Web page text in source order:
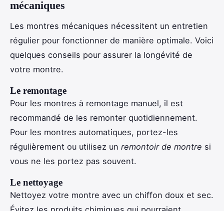
mécaniques
Les montres mécaniques nécessitent un entretien
régulier pour fonctionner de manière optimale. Voici
quelques conseils pour assurer la longévité de
votre montre.
Le remontage
Pour les montres à remontage manuel, il est
recommandé de les remonter quotidiennement.
Pour les montres automatiques, portez-les
régulièrement ou utilisez un remontoir de montre si
vous ne les portez pas souvent.
Le nettoyage
Nettoyez votre montre avec un chiffon doux et sec.